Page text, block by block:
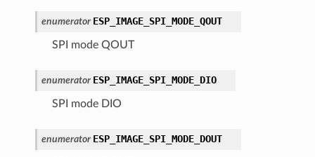
enumerator ESP_IMAGE_SPI_MODE_QOUT
SPI mode QOUT
enumerator ESP_IMAGE_SPI_MODE_DIO
SPI mode DIO
enumerator ESP_IMAGE_SPI_MODE_DOUT